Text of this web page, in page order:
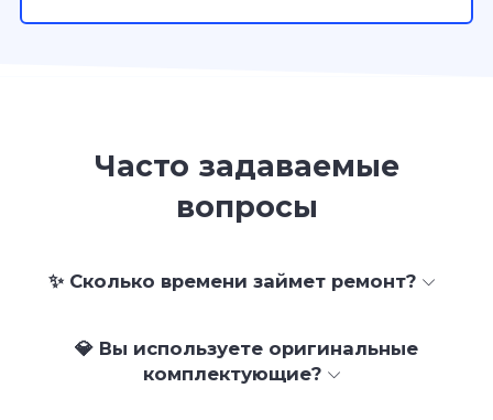
Часто задаваемые
вопросы
✨ Сколько времени займет ремонт?
💎 Вы используете оригинальные
комплектующие?